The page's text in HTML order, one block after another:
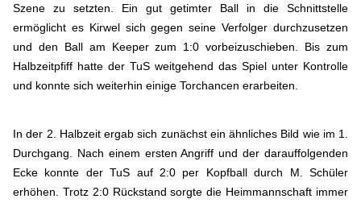
Szene zu setzten. Ein gut getimter Ball in die Schnittstelle
ermöglicht es Kirwel sich gegen seine Verfolger durchzusetzen
und den Ball am Keeper zum 1:0 vorbeizuschieben. Bis zum
Halbzeitpfiff hatte der TuS weitgehend das Spiel unter Kontrolle
und konnte sich weiterhin einige Torchancen erarbeiten.
In der 2. Halbzeit ergab sich zunächst ein ähnliches Bild wie im 1.
Durchgang. Nach einem ersten Angriff und der darauffolgenden
Ecke konnte der TuS auf 2:0 per Kopfball durch M. Schüler
erhöhen. Trotz 2:0 Rückstand sorgte die Heimmannschaft immer